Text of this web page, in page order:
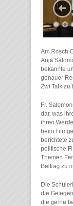
Am Rosch
Anja
bekannte
genauer
Zwi Talk zu
Fr.
dar, was
ihren
beim
berichtete
politische
Themen
Beitrag zu
Die
die
die gerne